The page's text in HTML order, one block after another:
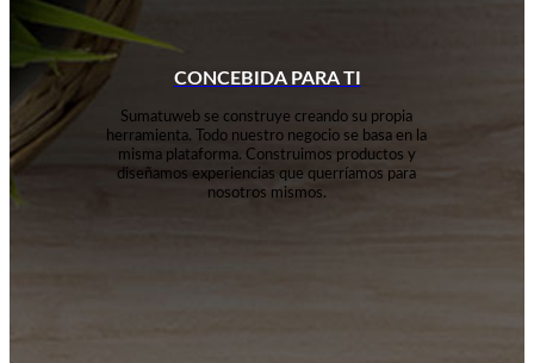
CONCEBIDA PARA TI
Sumatuweb se construye creando su propia
herramienta. Todo nuestro negocio se basa en la
misma plataforma. Construimos productos y
diseñamos experiencias que querríamos para
nosotros mismos.